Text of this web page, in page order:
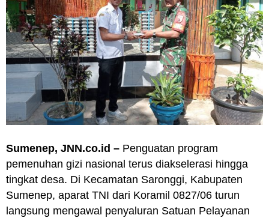
Sumenep, JNN.co.id – Penguatan program
pemenuhan gizi nasional terus diakselerasi hingga
tingkat desa. Di Kecamatan Saronggi, Kabupaten
Sumenep, aparat TNI dari Koramil 0827/06 turun
langsung mengawal penyaluran Satuan Pelayanan